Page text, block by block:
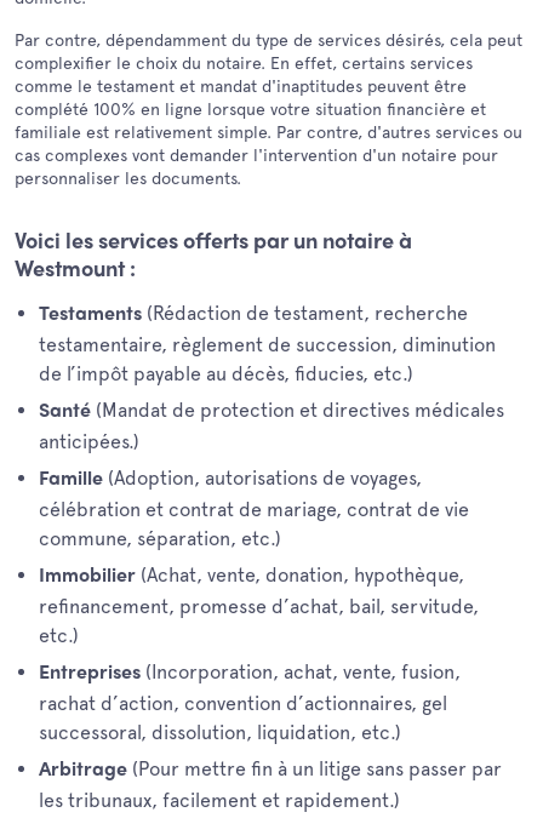
Par contre, dépendamment du type de services désirés, cela peut
complexifier le choix du notaire. En effet, certains services
comme le testament et mandat d'inaptitudes peuvent être
complété 100% en ligne lorsque votre situation financière et
familiale est relativement simple. Par contre, d'autres services ou
cas complexes vont demander l'intervention d'un notaire pour
personnaliser les documents.
Voici les services offerts par un notaire à
Westmount :
Testaments (Rédaction de testament, recherche
testamentaire, règlement de succession, diminution
de l’impôt payable au décès, fiducies, etc.)
Santé (Mandat de protection et directives médicales
anticipées.)
Famille (Adoption, autorisations de voyages,
célébration et contrat de mariage, contrat de vie
commune, séparation, etc.)
Immobilier (Achat, vente, donation, hypothèque,
refinancement, promesse d’achat, bail, servitude,
etc.)
Entreprises (Incorporation, achat, vente, fusion,
rachat d’action, convention d’actionnaires, gel
successoral, dissolution, liquidation, etc.)
Arbitrage (Pour mettre fin à un litige sans passer par
les tribunaux, facilement et rapidement.)